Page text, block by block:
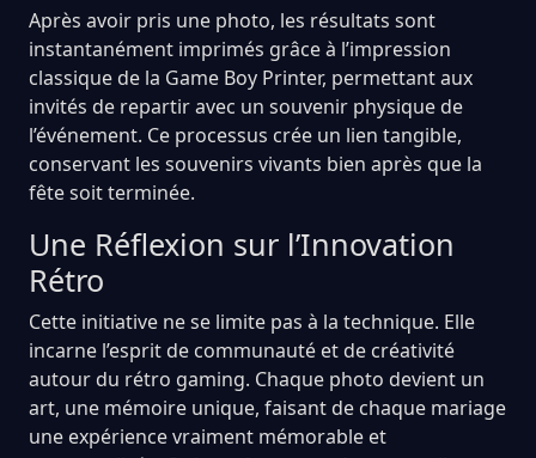
Après avoir pris une photo, les résultats sont
instantanément imprimés grâce à l’impression
classique de la Game Boy Printer, permettant aux
invités de repartir avec un souvenir physique de
l’événement. Ce processus crée un lien tangible,
conservant les souvenirs vivants bien après que la
fête soit terminée.
Une Réflexion sur l’Innovation
Rétro
Cette initiative ne se limite pas à la technique. Elle
incarne l’esprit de communauté et de créativité
autour du rétro gaming. Chaque photo devient un
art, une mémoire unique, faisant de chaque mariage
une expérience vraiment mémorable et